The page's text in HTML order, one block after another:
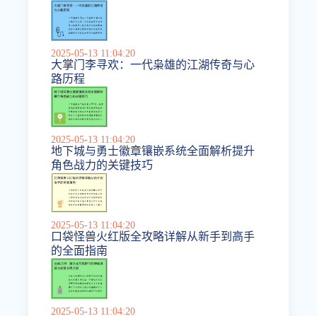
2025-05-13 11:04:20
大掌门李寻欢：一代枭雄的江湖传奇与心
路历程
2025-05-13 11:04:20
地下城与勇士徽章镶嵌系统全面解析提升
角色战力的关键技巧
2025-05-13 11:04:20
口袋怪兽火红版全攻略详解从新手到高手
的全面指南
2025-05-13 11:04:20